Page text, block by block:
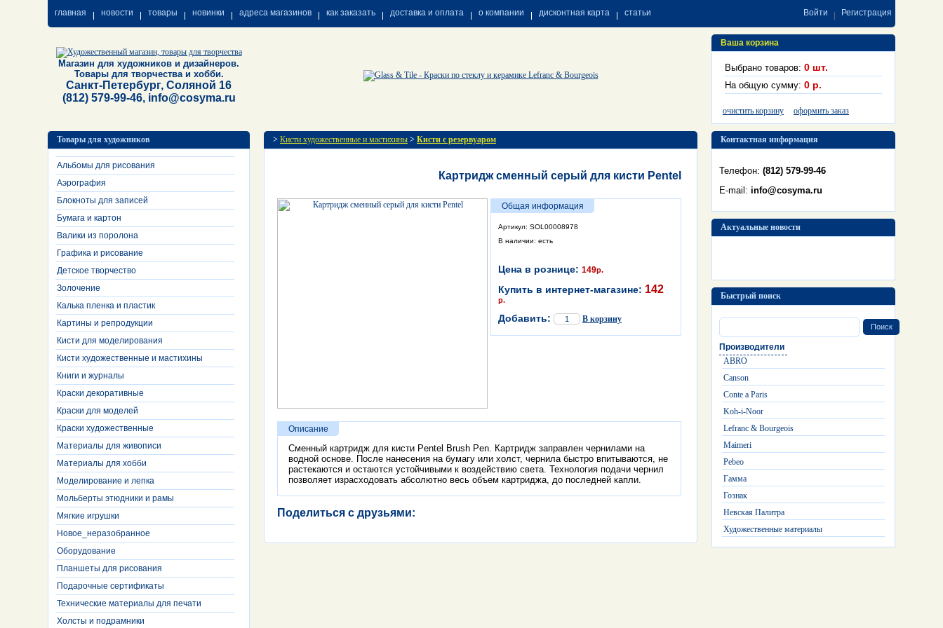
главная новости товары новинки адреса магазинов как заказать доставка и оплата о компании дисконтная карта статьи Войти Регистрация
Магазин для художников и дизайнеров.
Товары для творчества и хобби.
Санкт-Петербург, Соляной 16
(812) 579-99-46, info@cosyma.ru
Ваша корзина
Выбрано товаров: 0 шт.
На общую сумму: 0 р.
очистить корзину оформить заказ
Товары для художников
Альбомы для рисования
Аэрография
Блокноты для записей
Бумага и картон
Валики из поролона
Графика и рисование
Детское творчество
Золочение
Калька пленка и пластик
Картины и репродукции
Кисти для моделирования
Кисти художественные и мастихины
Книги и журналы
Краски декоративные
Краски для моделей
Краски художественные
Материалы для живописи
Материалы для хобби
Моделирование и лепка
Мольберты этюдники и рамы
Мягкие игрушки
Новое_неразобранное
Оборудование
Планшеты для рисования
Подарочные сертификаты
Технические материалы для печати
Холсты и подрамники
> Кисти художественные и мастихины > Кисти с резервуаром
Картридж сменный серый для кисти Pentel
Общая информация
Артикул: SOL00008978
В наличии: есть
Цена в рознице: 149р.
Купить в интернет-магазине: 142
р.
Добавить: В корзину
Описание
Сменный картридж для кисти Pentel Brush Pen. Картридж заправлен чернилами на
водной основе. После нанесения на бумагу или холст, чернила быстро впитываются, не
растекаются и остаются устойчивыми к воздействию света. Технология подачи чернил
позволяет израсходовать абсолютно весь объем картриджа, до последней капли.
Поделиться с друзьями:
Контактная информация
Телефон: (812) 579-99-46
E-mail: info@cosyma.ru
Актуальные новости
Быстрый поиск
Производители
ABRO
Canson
Conte a Paris
Koh-i-Noor
Lefranc & Bourgeois
Maimeri
Pebeo
Гамма
Гознак
Невская Палитра
Художественные материалы